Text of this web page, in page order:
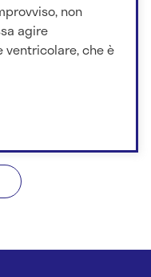
non
agire
che è